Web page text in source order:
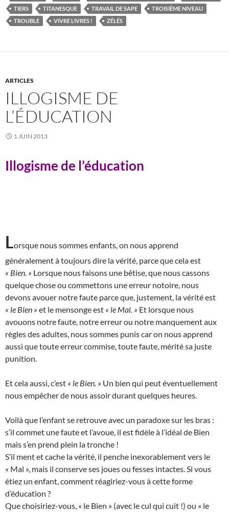
TIERS
TITANESQUE TRAVAIL DE SAPE
TROISIÈME NIVEAU
TROUBLE
VIVRE LIVRES ! ZÉLÉS
ARTICLES
ILLOGISME DE
L’ÉDUCATION
1 JUIN 2013
Illogisme de l’éducation
Lorsque nous sommes enfants, on nous apprend
généralement à toujours dire la vérité, parce que cela est
« Bien. » Lorsque nous faisons une bêtise, que nous cassons
quelque chose ou commettons une erreur notoire, nous
devons avouer notre faute parce que, justement, la vérité est
« le Bien » et le mensonge est « le Mal. » Et lorsque nous
avouons notre faute, notre erreur ou notre manquement aux
règles des adultes, nous sommes punis car on nous apprend
aussi que toute erreur commise, toute faute, mérité sa juste
punition.
Et cela aussi, c’est « le Bien. » Un bien qui peut éventuellement
nous empêcher de nous assoir durant quelques heures.
Voilà que l’enfant se retrouve avec un paradoxe sur les bras :
s’il commet une faute et l’avoue, il est fidèle à l’idéal de Bien
mais s’en prend plein la tronche !
S’il ment et cache la vérité, il penche inexorablement vers le
« Mal », mais il conserve ses joues ou fesses intactes. Si vous
étiez un enfant, comment réagiriez-vous à cette forme
d’éducation ?
Que choisiriez-vous, « le Bien » (avec le cul qui cuit !) ou « le